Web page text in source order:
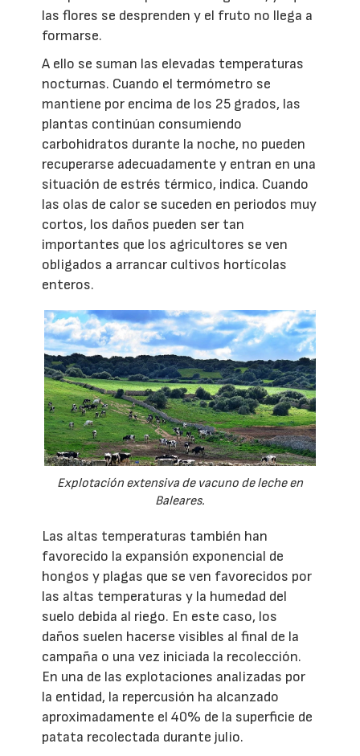
las flores se desprenden y el fruto no llega a
formarse.
A ello se suman las elevadas temperaturas
nocturnas. Cuando el termómetro se
mantiene por encima de los 25 grados, las
plantas continúan consumiendo
carbohidratos durante la noche, no pueden
recuperarse adecuadamente y entran en una
situación de estrés térmico, indica. Cuando
las olas de calor se suceden en periodos muy
cortos, los daños pueden ser tan
importantes que los agricultores se ven
obligados a arrancar cultivos hortícolas
enteros.
Explotación extensiva de vacuno de leche en
Baleares.
Las altas temperaturas también han
favorecido la expansión exponencial de
hongos y plagas que se ven favorecidos por
las altas temperaturas y la humedad del
suelo debida al riego. En este caso, los
daños suelen hacerse visibles al final de la
campaña o una vez iniciada la recolección.
En una de las explotaciones analizadas por
la entidad, la repercusión ha alcanzado
aproximadamente el 40% de la superficie de
patata recolectada durante julio.